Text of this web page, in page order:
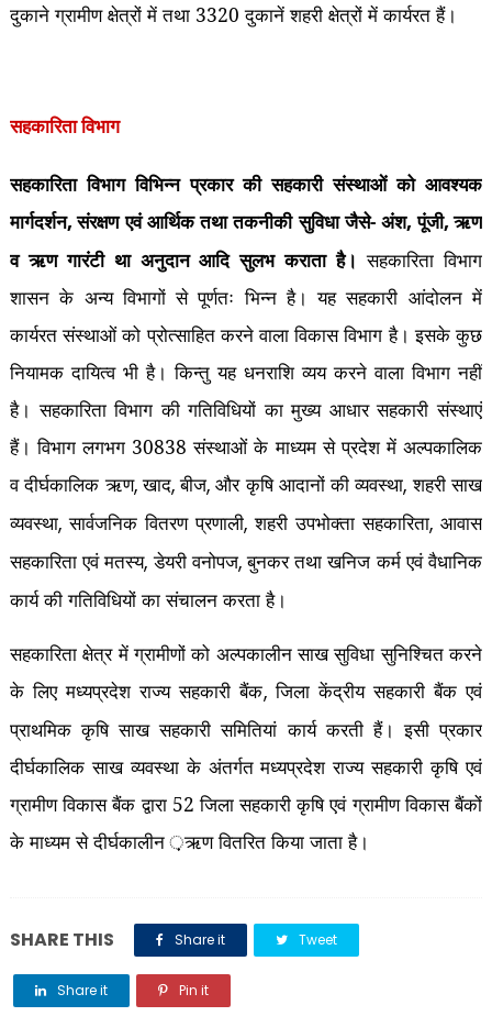
दुकाने ग्रामीण क्षेत्रों में तथा 3320 दुकानें शहरी क्षेत्रों में कार्यरत हैं।
सहकारिता विभाग
सहकारिता विभाग विभिन्न प्रकार की सहकारी संस्थाओं को आवश्यक
मार्गदर्शन,संरक्षण एवं आर्थिक तथा तकनीकी सुविधा जैसे- अंश,पूंजी,ऋण
व ऋण गारंटी था अनुदान आदि सुलभ कराता है।सहकारिता विभाग
शासन के अन्य विभागों से पूर्णतः भिन्न है। यह सहकारी आंदोलन में
कार्यरत संस्थाओं को प्रोत्साहित करने वाला विकास विभाग है। इसके कुछ
नियामक दायित्व भी है। किन्तु यह धनराशि व्यय करने वाला विभाग नहीं
है। सहकारिता विभाग की गतिविधियों का मुख्य आधार सहकारी संस्थाएं
हैं। विभाग लगभग 30838 संस्थाओं के माध्यम से प्रदेश में अल्पकालिक
व दीर्घकालिक ऋण,खाद,बीज,और कृषि आदानों की व्यवस्था,शहरी साख
व्यवस्था,सार्वजनिक वितरण प्रणाली,शहरी उपभोक्ता सहकारिता,आवास
सहकारिता एवं मतस्य,डेयरी वनोपज,बुनकर तथा खनिज कर्म एवं वैधानिक
कार्य की गतिविधियों का संचालन करता है।
सहकारिता क्षेत्र में ग्रामीणों को अल्पकालीन साख सुविधा सुनिश्चित करने
के लिए मध्यप्रदेश राज्य सहकारी बैंक,जिला केंद्रीय सहकारी बैंक एवं
प्राथमिक कृषि साख सहकारी समितियां कार्य करती हैं। इसी प्रकार
दीर्घकालिक साख व्यवस्था के अंतर्गत मध्यप्रदेश राज्य सहकारी कृषि एवं
ग्रामीण विकास बैंक द्वारा 52 जिला सहकारी कृषि एवं ग्रामीण विकास बैंकों
के माध्यम से दीर्घकालीन ़़ऋण वितरित किया जाता है।
SHARE THIS Share it Tweet
Share it Pin it